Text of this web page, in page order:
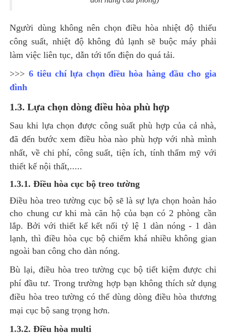
Người dùng không nên chọn điều hòa nhiệt độ thiếu
công suất, nhiệt độ không đủ lạnh sẽ buộc máy phải
làm việc liên tục, dẫn tới tốn điện do quá tải.
>>> 6 tiêu chí lựa chọn điều hòa hàng đầu cho gia
đình
1.3. Lựa chọn dòng điều hòa phù hợp
Sau khi lựa chọn được công suất phù hợp của cả nhà,
đã đến bước xem điều hòa nào phù hợp với nhà mình
nhất, về chi phí, công suất, tiện ích, tính thẩm mỹ với
thiết kế nội thất,.....
1.3.1. Điều hòa cục bộ treo tường
Điều hòa treo tường cục bộ sẽ là sự lựa chọn hoàn hảo
cho chung cư khi mà căn hộ của bạn có 2 phòng cần
lắp. Bởi với thiết kế kết nối tỷ lệ 1 dàn nóng - 1 dàn
lạnh, thì điều hòa cục bộ chiếm khá nhiều không gian
ngoài ban công cho dàn nóng.
Bù lại, điều hòa treo tường cục bộ tiết kiệm được chi
phí đầu tư. Trong trường hợp bạn không thích sử dụng
điều hòa treo tường có thể dùng dòng điều hòa thương
mại cục bộ sang trọng hơn.
1.3.2. Điều hòa multi